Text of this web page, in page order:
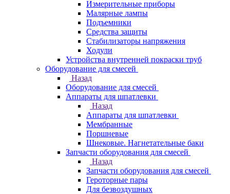
Измерительные приборы
Малярные лампы
Подъемники
Средства защиты
Стабилизаторы напряжения
Ходули
Устройства внутренней покраски труб
Оборудование для смесей
Назад
Оборудование для смесей
Аппараты для шпатлевки
Назад
Аппараты для шпатлевки
Мембранные
Поршневые
Шнековые. Нагнетательные баки
Запчасти оборудования для смесей
Назад
Запчасти оборудования для смесей
Героторные пары
Для безвоздушных